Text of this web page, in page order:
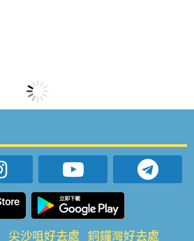
尖沙咀好去處 銅鑼灣好去處